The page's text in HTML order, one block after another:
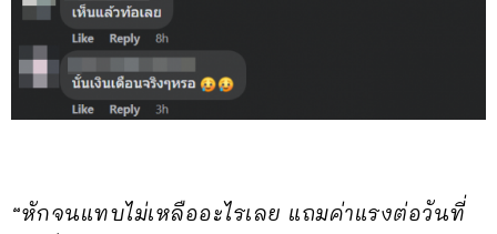
“หักจนแทบไม่เหลืออะไรเลย แถมค่าแรงต่อวันที่